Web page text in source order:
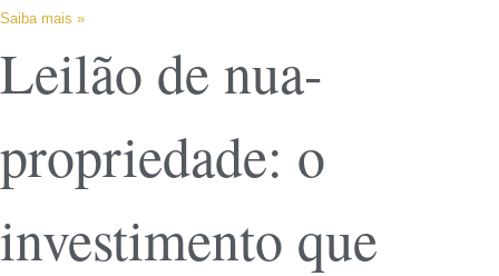
Saiba mais »
Leilão de nua-
propriedade: o
investimento que